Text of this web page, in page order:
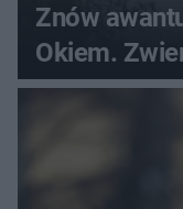
Znów
Okiem.